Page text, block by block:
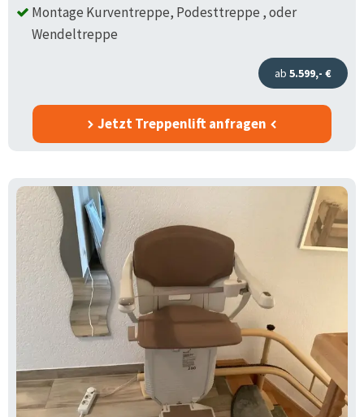
Montage Kurventreppe, Podesttreppe , oder
Wendeltreppe
ab 5.599,- €
Jetzt Treppenlift anfragen